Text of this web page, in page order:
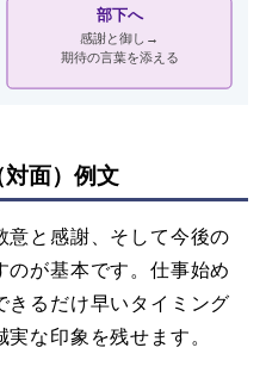
面）例文
意と感謝、そして今後の
のが基本です。仕事始め
きるだけ早いタイミング
な印象を残せます。